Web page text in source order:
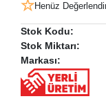
Henüz
Stok Kodu:
Stok Miktarı:
Markası: